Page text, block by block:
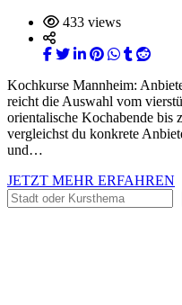
433 views
Kochkurse Mannheim:
reicht die Auswahl vom
orientalische Kochabende bis
vergleichst du konkrete
und…
JETZT MEHR ERFAHREN
Suchen